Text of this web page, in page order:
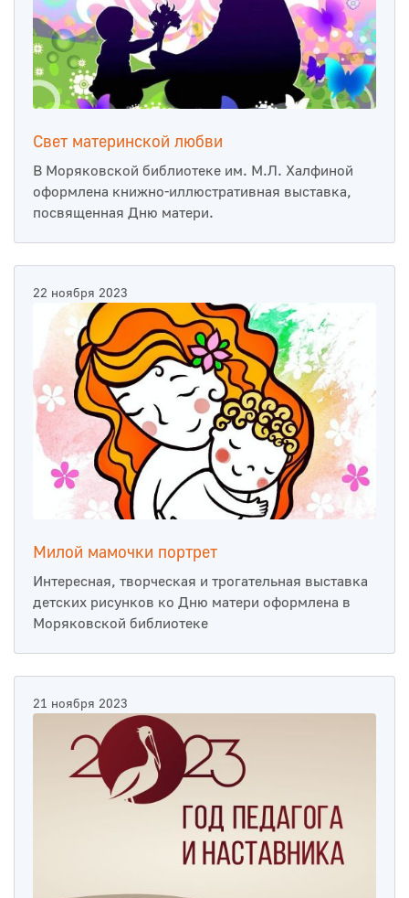
Свет материнской любви
В Моряковской библиотеке им. М.Л. Халфиной
оформлена книжно-иллюстративная выставка,
посвященная Дню матери.
22 ноября 2023
Милой мамочки портрет
Интересная, творческая и трогательная выставка
детских рисунков ко Дню матери оформлена в
Моряковской библиотеке
21 ноября 2023